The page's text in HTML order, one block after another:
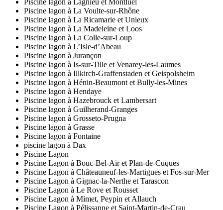
Piscine lagon à La Voulte-sur-Rhône
Piscine lagon à La Ricamarie et Unieux
Piscine lagon à La Madeleine et Loos
Piscine lagon à La Colle-sur-Loup
Piscine lagon à L’Isle-d’Abeau
Piscine lagon à Jurançon
Piscine lagon à Is-sur-Tille et Venarey-les-Laumes
Piscine lagon à Illkirch-Graffenstaden et Geispolsheim
Piscine lagon à Hénin-Beaumont et Bully-les-Mines
Piscine lagon à Hendaye
Piscine lagon à Hazebrouck et Lambersart
Piscine lagon à Guilherand-Granges
Piscine lagon à Grosseto-Prugna
Piscine lagon à Grasse
Piscine lagon à Fontaine
piscine lagon à Dax
Piscine Lagon
Piscine Lagon à Bouc-Bel-Air et Plan-de-Cuques
Piscine Lagon à Châteauneuf-les-Martigues et Fos-sur-Mer
Piscine Lagon à Gignac-la-Nerthe et Tarascon
Piscine Lagon à Le Rove et Rousset
Piscine Lagon à Mimet, Peypin et Allauch
Piscine Lagon à Pélissanne et Saint-Martin-de-Crau